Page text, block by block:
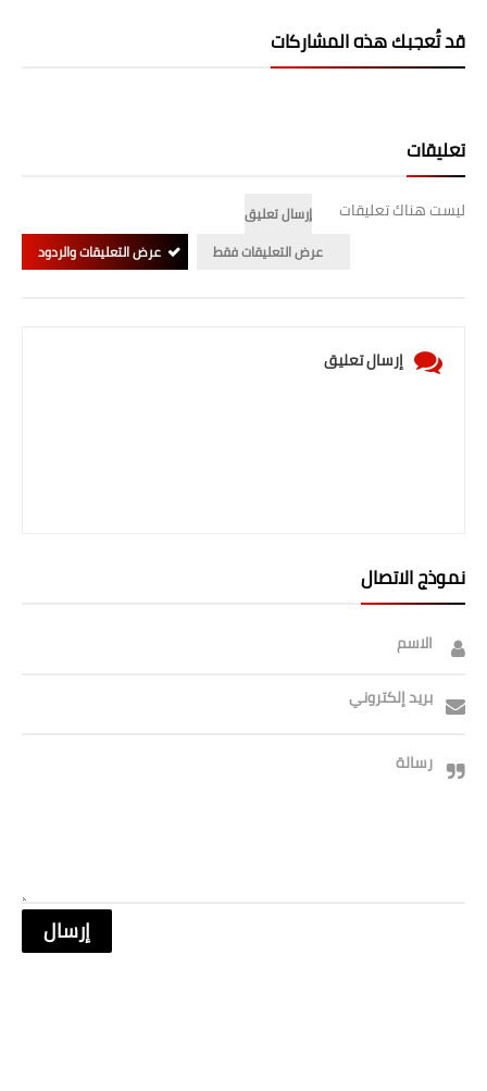
قد تُعجبك هذه المشاركات
تعليقات
ليست هناك تعليقات
إرسال تعليق
عرض التعليقات فقط
عرض التعليقات والردود
إرسال تعليق
نموذج الاتصال
الاسم
بريد إلكتروني
رسالة